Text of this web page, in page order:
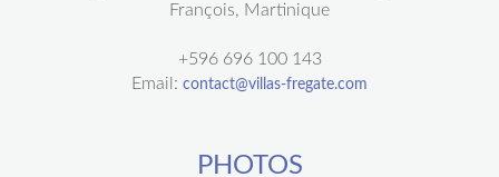
François, Martinique
+596 696 100 143
Email: contact@villas-fregate.com
PHOTOS